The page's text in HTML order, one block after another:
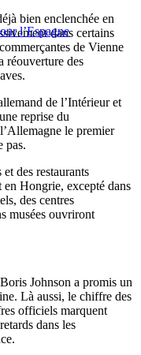
l’Espagne
bien enclenchée en
dans certains
de Vienne
réouverture des
de l’Intérieur et
reprise du
le premier
pas.
des restaurants
Hongrie, excepté dans
des centres
musées ouvriront
Johnson a promis un
Là aussi, le chiffre des
officiels marquent
dans les